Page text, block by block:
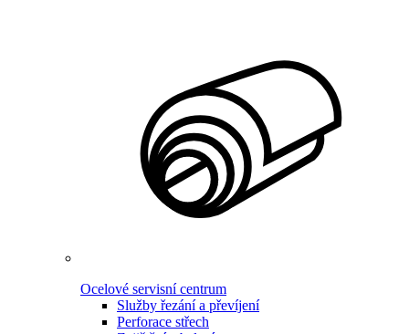
Ocelové servisní centrum
Služby řezání a převíjení
Perforace střech